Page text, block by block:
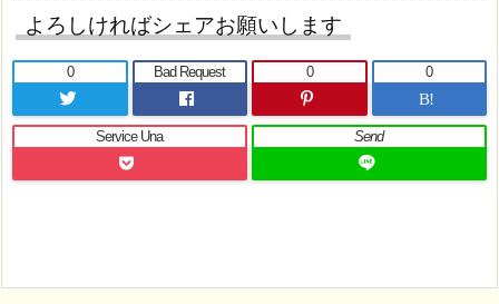
よろしければシェアお願いします
0 Bad Request
0
B!
0
Service Una Send